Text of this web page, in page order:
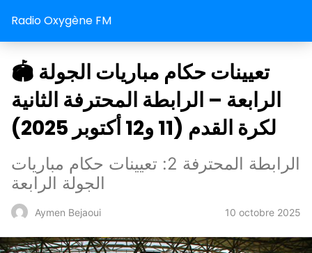
Radio Oxygène FM
🏟️ تعيينات حكام مباريات الجولة
الرابعة – الرابطة المحترفة الثانية
لكرة القدم (11 و12 أكتوبر 2025)
الرابطة المحترفة 2: تعيينات حكام مباريات
الجولة الرابعة
Aymen Bejaoui 10 octobre 2025